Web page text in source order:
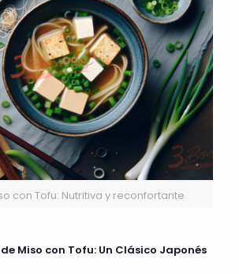
con Tofu: Nutritiva y reconfortante
Miso con Tofu: Un Clásico Japonés